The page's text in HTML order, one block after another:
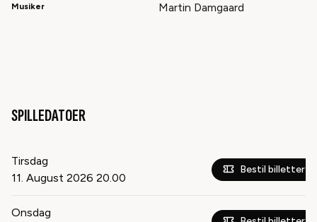
Musiker Martin Damgaard
SPILLEDATOER
Tirsdag
11. August 2026 20.00
Bestil billetter
Onsdag